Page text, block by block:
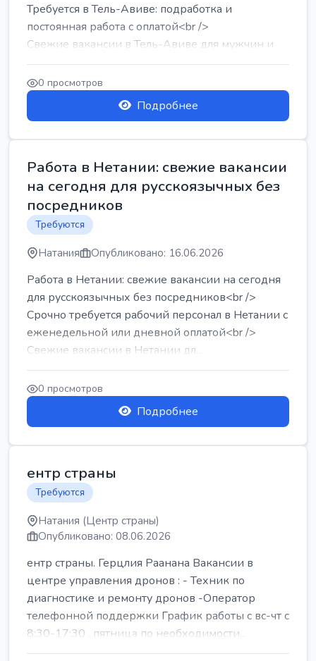
Требуется в Тель-Авиве: подработка и
постоянная работа с оплатой<br />
Свежие вакансии в Тель-Авиве для мужчин и
женщин от хозя...
0 просмотров
Подробнее
Работа в Нетании: свежие вакансии
на сегодня для русскоязычных без
посредников
Требуются
Натания Опубликовано: 16.06.2026
Работа в Нетании: свежие вакансии на сегодня
для русскоязычных без посредников<br />
Срочно требуется рабочий персонал в Нетании с
еженедельной или дневной оплатой<br />
Свежие вакансии в Нетании дл...
0 просмотров
Подробнее
ентр страны
Требуются
Натания (Центр страны)
Опубликовано: 08.06.2026
ентр страны. Герцлия Раанана Вакансии в
центре управления дронов : - Техник по
диагностике и ремонту дронов -Оператор
телефонной поддержки График работы с вс-чт с
8:30-17:30 , пятница по необходимости...